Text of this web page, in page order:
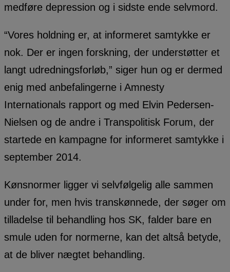
medføre depression og i sidste ende selvmord.
“Vores holdning er, at informeret samtykke er
nok. Der er ingen forskning, der understøtter et
langt udredningsforløb,” siger hun og er dermed
enig med anbefalingerne i Amnesty
Internationals rapport og med Elvin Pedersen-
Nielsen og de andre i Transpolitisk Forum, der
startede en kampagne for informeret samtykke i
september 2014.
Kønsnormer ligger vi selvfølgelig alle sammen
under for, men hvis transkønnede, der søger om
tilladelse til behandling hos SK, falder bare en
smule uden for normerne, kan det altså betyde,
at de bliver nægtet behandling.